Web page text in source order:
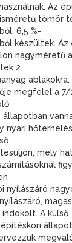
Az
tömör
6,5 %-
készültek.
nagyméretű
2
megfelel a
állapotban
nyári
mely
nyílászáró
A külső